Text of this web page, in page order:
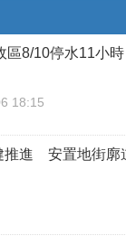
區8/10停水11小
18:15
推進 安置地街廓